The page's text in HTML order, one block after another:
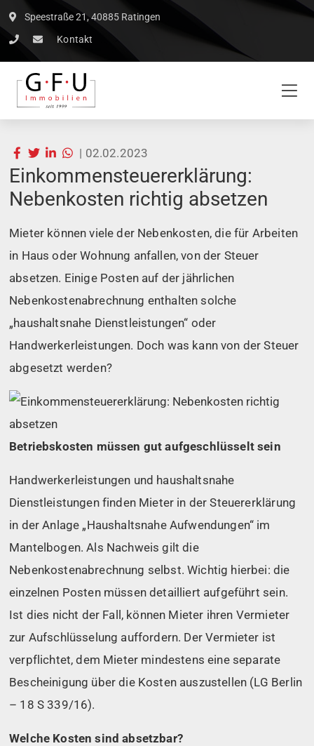
Speestraße 21, 40885 Ratingen
Kontakt
| 02.02.2023
Einkommensteuererklärung:
Nebenkosten richtig absetzen
Mieter können viele der Nebenkosten, die für Arbeiten
in Haus oder Wohnung anfallen, von der Steuer
absetzen. Einige Posten auf der jährlichen
Nebenkostenabrechnung enthalten solche
„haushaltsnahe Dienstleistungen“ oder
Handwerkerleistungen. Doch was kann von der Steuer
abgesetzt werden?
Betriebskosten müssen gut aufgeschlüsselt sein
Handwerkerleistungen und haushaltsnahe
Dienstleistungen finden Mieter in der Steuererklärung
in der Anlage „Haushaltsnahe Aufwendungen“ im
Mantelbogen. Als Nachweis gilt die
Nebenkostenabrechnung selbst. Wichtig hierbei: die
einzelnen Posten müssen detailliert aufgeführt sein.
Ist dies nicht der Fall, können Mieter ihren Vermieter
zur Aufschlüsselung auffordern. Der Vermieter ist
verpflichtet, dem Mieter mindestens eine separate
Bescheinigung über die Kosten auszustellen (LG Berlin
– 18 S 339/16).
Welche Kosten sind absetzbar?